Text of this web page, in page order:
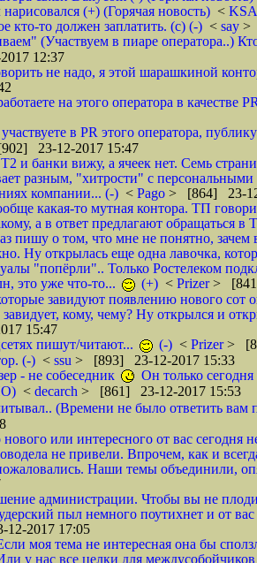
(+) (Горячая новость) <
кто-то должен заплатить. (с) (-) < say >
(Участвуем в пиаре оператора..)
12:37
не надо, я этой шарашкиной
на этого оператора в качестве
в PR этого оператора,
23-12-2017 15:47
и банки вижу, а ячеек нет. Семь
разным, "хитрости" с персональными
компании... (-) < Pago > [864] 23-
какая-то мутная контора. ТП
а в ответ предлагают обращаться
пишу о том, что мне не понятно, зачем
Ну открылась еще одна лавочка,
"попёрли".. Только Ростелеком
это уже что-то...
(+) < Prizer>
завидуют появлению нового сот
кому, чему? Ну открылся и
15:47
пишут/читают...
(-) < Prizer>
(-) < ssu > [893] 23-12-2017 15:33
- не собеседник
Он только
< decarch > [861] 23-12-2017 15:53
(Времени не было ответить вам
или интересного от вас сегодня
не привели. Впрочем, как и
Наши темы объединили,
администрации. Чтобы вы не
пыл немного поутихнет и от
12-2017 17:05
моя тема не интересная она бы
у нас все целки для